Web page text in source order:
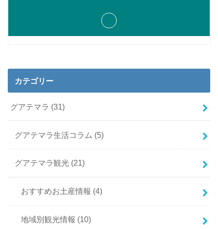
カテゴリー
グアテマラ (31)
グアテマラ生活コラム (5)
グアテマラ観光 (21)
おすすめお土産情報 (4)
地域別観光情報 (10)